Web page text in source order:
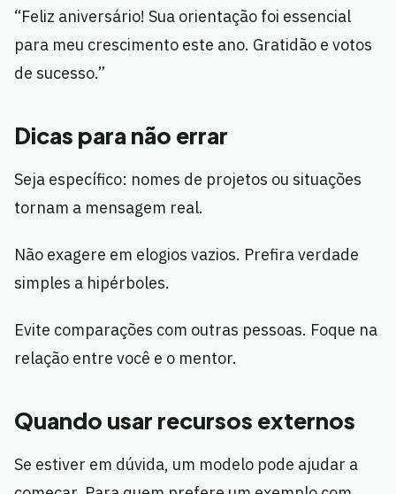
“Feliz aniversário! Sua orientação foi essencial
para meu crescimento este ano. Gratidão e votos
de sucesso.”
Dicas para não errar
Seja específico: nomes de projetos ou situações
tornam a mensagem real.
Não exagere em elogios vazios. Prefira verdade
simples a hipérboles.
Evite comparações com outras pessoas. Foque na
relação entre você e o mentor.
Quando usar recursos externos
Se estiver em dúvida, um modelo pode ajudar a